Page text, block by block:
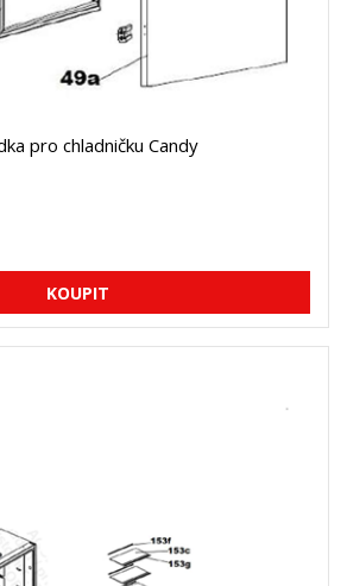
pro chladničku Candy